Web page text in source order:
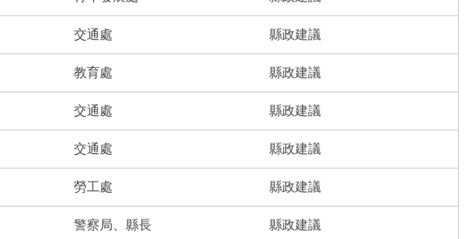
交通處 縣政建議
教育處 縣政建議
交通處 縣政建議
交通處 縣政建議
勞工處 縣政建議
警察局、縣長 縣政建議